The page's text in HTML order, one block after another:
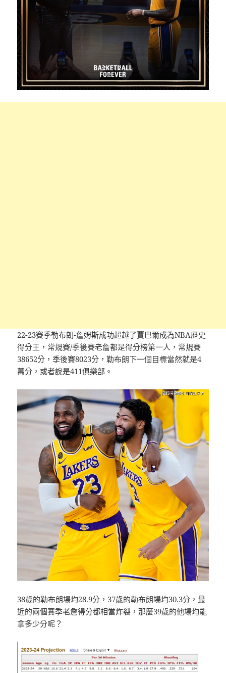
22-23賽季勒布朗-詹姆斯成功超越了賈巴爾成為NBA歷史
得分王，常規賽/季後賽老詹都是得分榜第一人，常規賽
38652分，季後賽8023分，勒布朗下一個目標當然就是4
萬分，或者說是411俱樂部。
38歲的勒布朗場均28.9分，37歲的勒布朗場均30.3分，最
近的兩個賽季老詹得分都相當炸裂，那麼39歲的他場均能
拿多少分呢？